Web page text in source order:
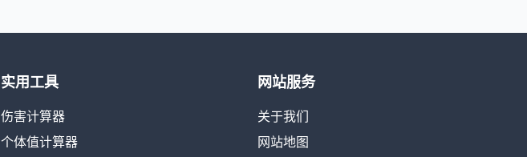
实用工具
伤害计算器
个体值计算器
网站服务
关于我们
网站地图